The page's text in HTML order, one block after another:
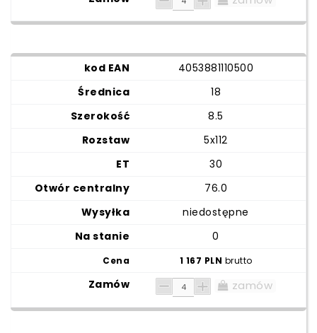
4053881110500
18
8.5
5x112
30
76.0
niedostępne
0
1 167 PLN brutto
zamów